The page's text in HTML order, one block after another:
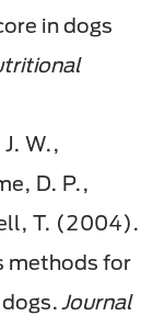
in dogs
W.,
D. P.,
T. (2004).
methods for
Journal